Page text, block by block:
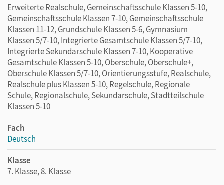
Erweiterte Realschule, Gemeinschaftsschule Klassen 5-10,
Gemeinschaftsschule Klassen 7-10, Gemeinschaftsschule
Klassen 11-12, Grundschule Klassen 5-6, Gymnasium
Klassen 5/7-10, Integrierte Gesamtschule Klassen 5/7-10,
Integrierte Sekundarschule Klassen 7-10, Kooperative
Gesamtschule Klassen 5-10, Oberschule, Oberschule+,
Oberschule Klassen 5/7-10, Orientierungsstufe, Realschule,
Realschule plus Klassen 5-10, Regelschule, Regionale
Schule, Regionalschule, Sekundarschule, Stadtteilschule
Klassen 5-10
Fach
Deutsch
Klasse
7. Klasse, 8. Klasse